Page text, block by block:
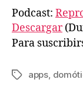
p
r
o
u
Podcast:
Descargar
Para
Etiquetas
apps,